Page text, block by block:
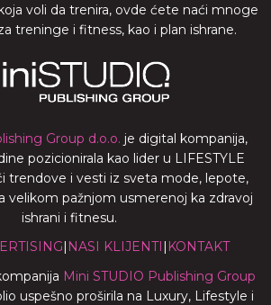
voli da trenira, ovde ćete naći mnoge
treninge i fitness, kao i plan ishrane.
Group d.o.o. je digital kompanija,
pozicionirala kao lider u LIFESTYLE
trendove i vesti iz sveta mode, lepote,
velikom pažnjom usmerenoj ka zdravoj
ishrani i fitnesu.
| NASI KLIJENTI | KONTAKT
Mini STUDIO Publishing Group
uspešno proširila na Luxury, Lifestyle i